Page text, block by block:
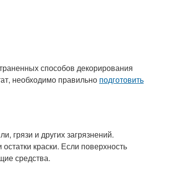
способов декорирования
необходимо правильно подготовить
грязи и других загрязнений.
краски. Если поверхность
средства.